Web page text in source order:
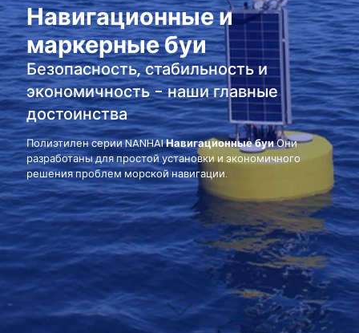
Навигационные и
маркерные буи
Безопасность, стабильность и
экономичность - наши главные
достоинства
Полиэтилен серии NANHAIНавигационные буиОни
разработаны для простой установки и экономичного
решения проблем морской навигации.